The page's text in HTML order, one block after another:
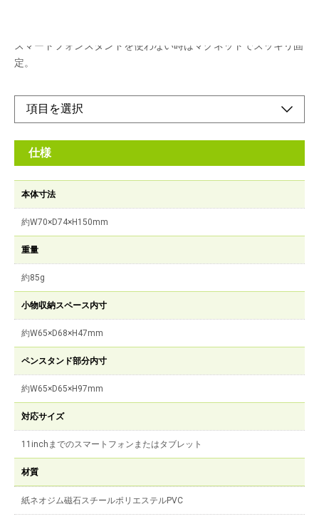
スマートフォンスタンドを使わない時はマグネットでスッキリ固
定。
仕様
本体寸法
約W70×D74×H150mm
重量
約85g
小物収納スペース内寸
約W65×D68×H47mm
ペンスタンド部分内寸
約W65×D65×H97mm
対応サイズ
11inchまでのスマートフォンまたはタブレット
材質
紙ネオジム磁石スチールポリエステルPVC